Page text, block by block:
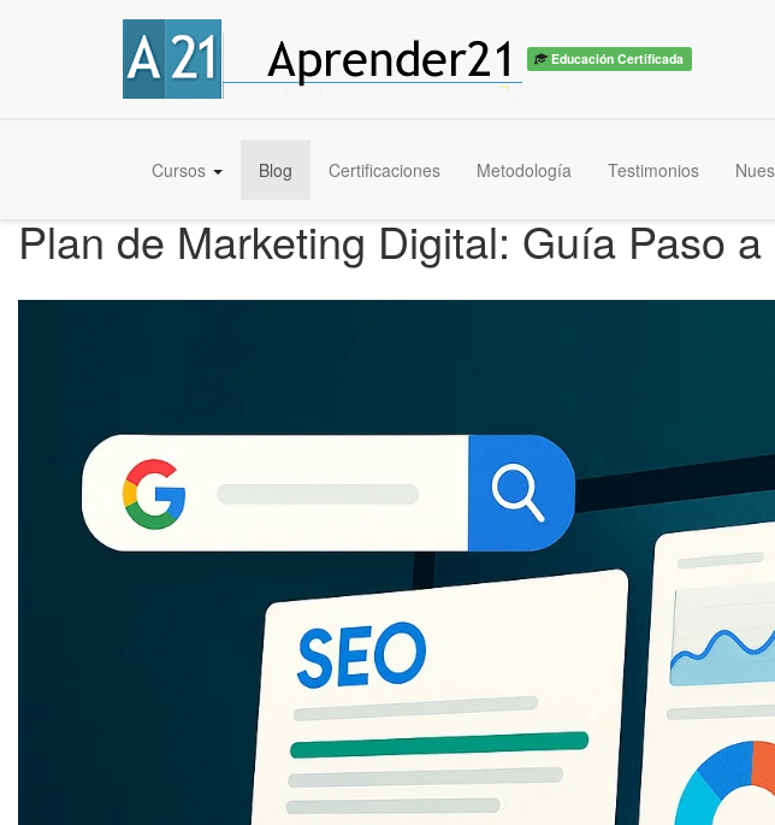
Educación Certificada
Cursos Blog Certificaciones Metodología Testimonios
Plan de Marketing Digital: Guía Paso